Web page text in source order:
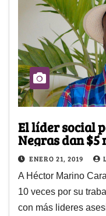
El líder social
Negras dan $5
ENERO 21, 2019
A Héctor Marino
10 veces por su
con más lideres